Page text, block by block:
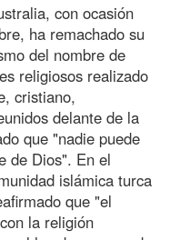
con ocasión
ha remachado su
del nombre de
religiosos realizado
cristiano,
delante de la
que "nadie puede
de Dios". En el
islámica turca
que "el
la religión